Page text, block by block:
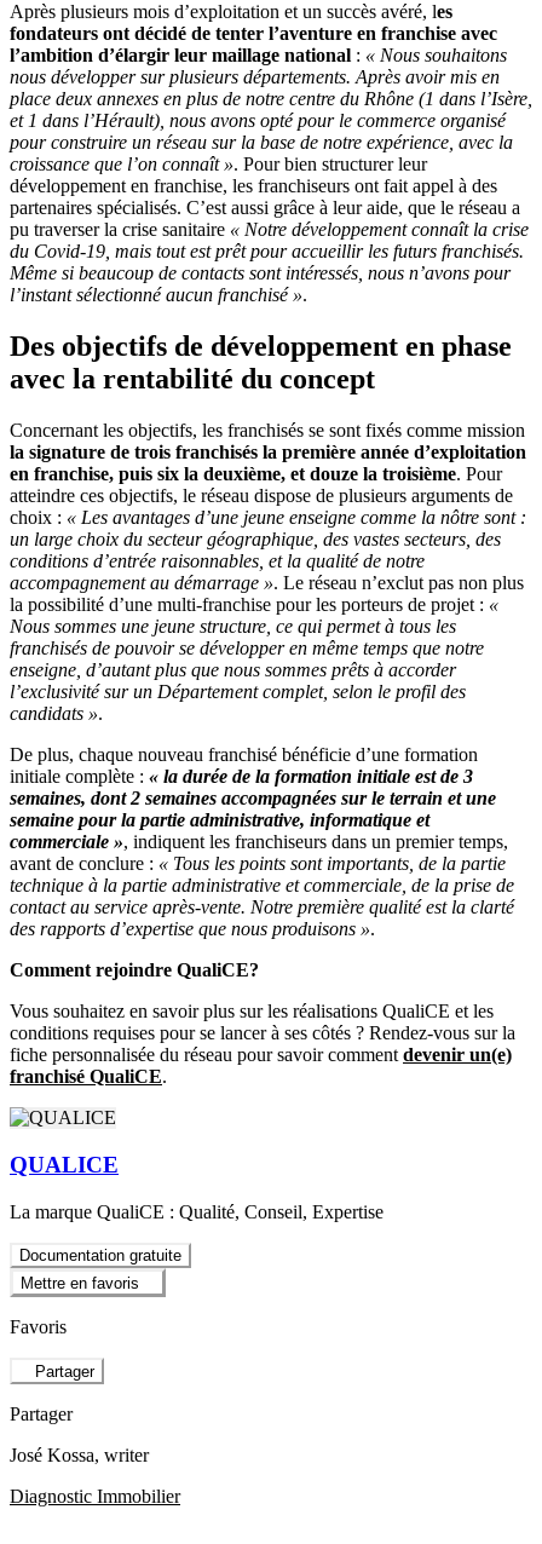
Après plusieurs mois d’exploitation et un succès avéré, les
fondateurs ont décidé de tenter l’aventure en franchise avec
l’ambition d’élargir leur maillage national : « Nous souhaitons
nous développer sur plusieurs départements. Après avoir mis en
place deux annexes en plus de notre centre du Rhône (1 dans l’Isère,
et 1 dans l’Hérault), nous avons opté pour le commerce organisé
pour construire un réseau sur la base de notre expérience, avec la
croissance que l’on connaît ». Pour bien structurer leur
développement en franchise, les franchiseurs ont fait appel à des
partenaires spécialisés. C’est aussi grâce à leur aide, que le réseau a
pu traverser la crise sanitaire « Notre développement connaît la crise
du Covid-19, mais tout est prêt pour accueillir les futurs franchisés.
Même si beaucoup de contacts sont intéressés, nous n’avons pour
l’instant sélectionné aucun franchisé ».
Des objectifs de développement en phase
avec la rentabilité du concept
Concernant les objectifs, les franchisés se sont fixés comme mission
la signature de trois franchisés la première année d’exploitation
en franchise, puis six la deuxième, et douze la troisième. Pour
atteindre ces objectifs, le réseau dispose de plusieurs arguments de
choix : « Les avantages d’une jeune enseigne comme la nôtre sont :
un large choix du secteur géographique, des vastes secteurs, des
conditions d’entrée raisonnables, et la qualité de notre
accompagnement au démarrage ». Le réseau n’exclut pas non plus
la possibilité d’une multi-franchise pour les porteurs de projet : «
Nous sommes une jeune structure, ce qui permet à tous les
franchisés de pouvoir se développer en même temps que notre
enseigne, d’autant plus que nous sommes prêts à accorder
l’exclusivité sur un Département complet, selon le profil des
candidats ».
De plus, chaque nouveau franchisé bénéficie d’une formation
initiale complète : « la durée de la formation initiale est de 3
semaines, dont 2 semaines accompagnées sur le terrain et une
semaine pour la partie administrative, informatique et
commerciale », indiquent les franchiseurs dans un premier temps,
avant de conclure : « Tous les points sont importants, de la partie
technique à la partie administrative et commerciale, de la prise de
contact au service après-vente. Notre première qualité est la clarté
des rapports d’expertise que nous produisons ».
Comment rejoindre QualiCE?
Vous souhaitez en savoir plus sur les réalisations QualiCE et les
conditions requises pour se lancer à ses côtés ? Rendez-vous sur la
fiche personnalisée du réseau pour savoir comment devenir un(e)
franchisé QualiCE.
QUALICE
La marque QualiCE : Qualité, Conseil, Expertise
Documentation gratuite
Mettre en favoris
Favoris
Partager
Partager
José Kossa, writer
Diagnostic Immobilier